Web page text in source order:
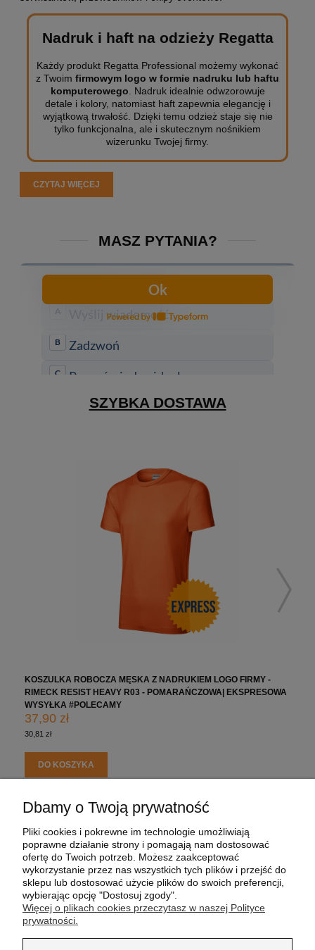
Nadruk i haft na odzieży Regatta
Każdy produkt Regatta Professional możemy wykonać
z Twoim firmowym logo w formie nadruku lub haftu
komputerowego . Nadruk idealnie odwzorowuje
detale i kolory, natomiast haft zapewnia elegancję i
wyjątkową trwałość. Dzięki temu odzież staje się nie
tylko funkcjonalna, ale i skutecznym nośnikiem
wizerunku Twojej firmy.
CZYTAJ WIĘCEJ
MASZ PYTANIA?
SZYBKA DOSTAWA
KOSZULKA ROBOCZA MĘSKA Z NADRUKIEM LOGO FIRMY -
RIMECK RESIST HEAVY R03 - POMARAŃCZOWA| EKSPRESOWA
WYSYŁKA #POLECAMY
37,90 zł
30,81 zł
DO KOSZYKA
MOJE KONTO
PŁATNOŚCI I DOSTAWA
Dbamy o Twoją prywatność
Pliki cookies i pokrewne im technologie umożliwiają
poprawne działanie strony i pomagają nam dostosować
ofertę do Twoich potrzeb. Możesz zaakceptować
wykorzystanie przez nas wszystkich tych plików i przejść do
sklepu lub dostosować użycie plików do swoich preferencji,
wybierając opcję "Dostosuj zgody".
Więcej o plikach cookies przeczytasz w naszej Polityce
prywatności.